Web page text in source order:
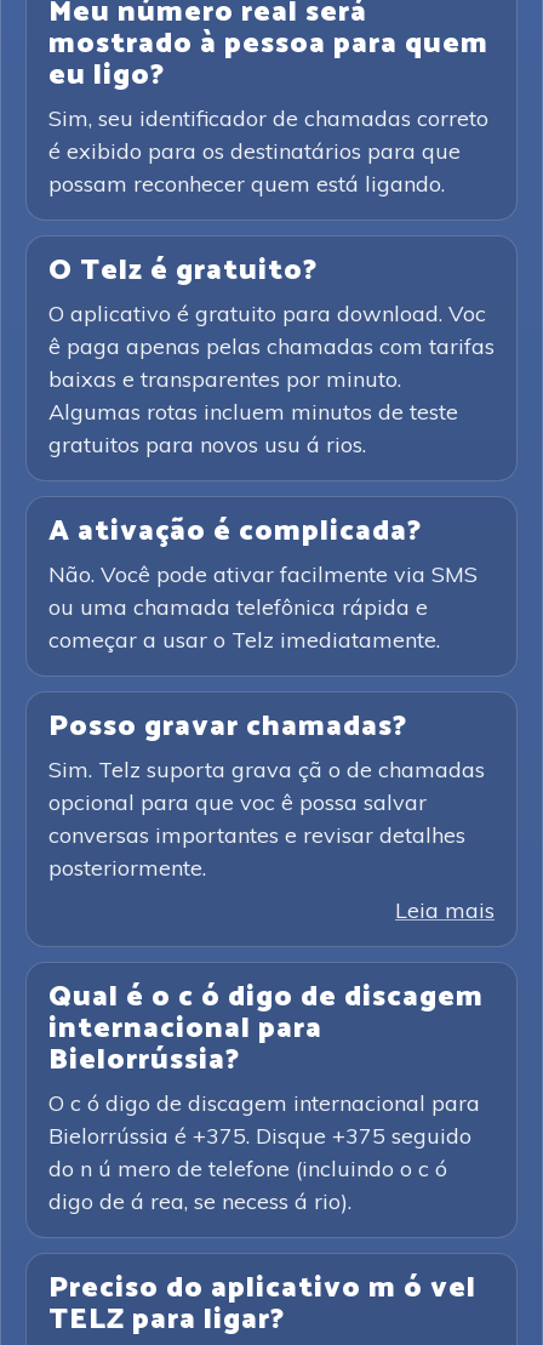
Meu número real será
mostrado à pessoa para quem
eu ligo?
Sim, seu identificador de chamadas correto
é exibido para os destinatários para que
possam reconhecer quem está ligando.
O Telz é gratuito?
O aplicativo é gratuito para download. Voc
ê paga apenas pelas chamadas com tarifas
baixas e transparentes por minuto.
Algumas rotas incluem minutos de teste
gratuitos para novos usu á rios.
A ativação é complicada?
Não. Você pode ativar facilmente via SMS
ou uma chamada telefônica rápida e
começar a usar o Telz imediatamente.
Posso gravar chamadas?
Sim. Telz suporta grava çã o de chamadas
opcional para que voc ê possa salvar
conversas importantes e revisar detalhes
posteriormente.
Leia mais
Qual é o c ó digo de discagem
internacional para
Bielorrússia?
O c ó digo de discagem internacional para
Bielorrússia é +375. Disque +375 seguido
do n ú mero de telefone (incluindo o c ó
digo de á rea, se necess á rio).
Preciso do aplicativo m ó vel
TELZ para ligar?